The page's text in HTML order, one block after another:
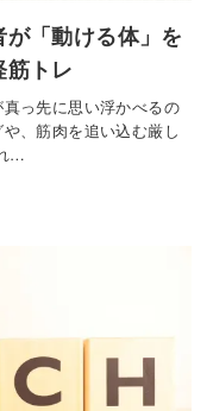
「動ける体」を
トレ
っ先に思い浮かべるの
、筋肉を追い込む厳し
…